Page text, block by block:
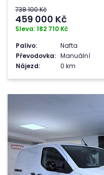
738 100 Kč
459 000 Kč
Sleva: 182 710 Kč
Palivo:
Nafta
Převodovka: Manuální
Nájezd:
0 km